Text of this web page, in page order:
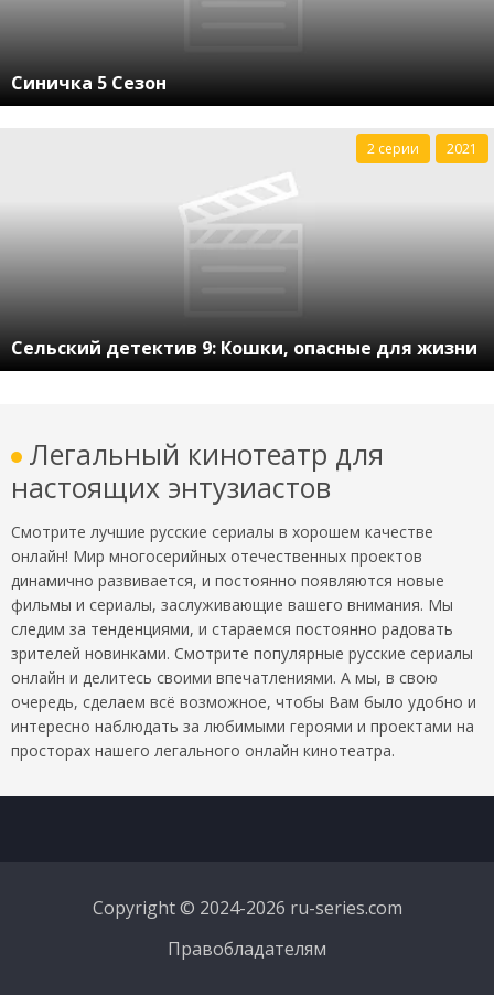
Синичка 5 Сезон
Сельский детектив 9: Кошки, опасные для жизни
2 серии 2021
Легальный кинотеатр для
настоящих энтузиастов
Смотрите лучшие русские сериалы в хорошем качестве
онлайн! Мир многосерийных отечественных проектов
динамично развивается, и постоянно появляются новые
фильмы и сериалы, заслуживающие вашего внимания. Мы
следим за тенденциями, и стараемся постоянно радовать
зрителей новинками. Смотрите популярные русские сериалы
онлайн и делитесь своими впечатлениями. А мы, в свою
очередь, сделаем всё возможное, чтобы Вам было удобно и
интересно наблюдать за любимыми героями и проектами на
просторах нашего легального онлайн кинотеатра.
Copyright © 2024-2026 ru-series.com
Правобладателям